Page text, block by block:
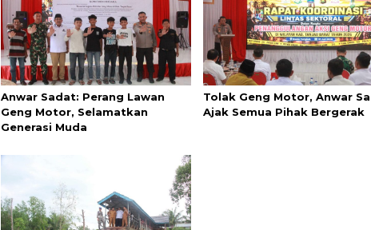
Anwar Sadat: Perang Lawan
Geng Motor, Selamatkan
Generasi Muda
Tolak Geng Motor, Anwar
Ajak Semua Pihak Bergerak